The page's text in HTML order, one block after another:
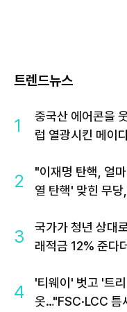
트렌드뉴스
1
중국산 에어콘을
럽 열광시킨 메이디
2
"이재명 탄핵, 얼
열 탄핵' 맞힌 무
3
국가가 청년 상대
래적금 12% 준다
4
'티웨이' 벗고 '트
옷…"FSC·LCC 틈